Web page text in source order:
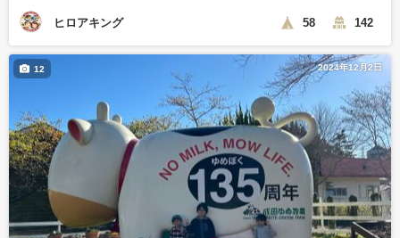
ヒロアキング 58 142
2024年12月2日
12